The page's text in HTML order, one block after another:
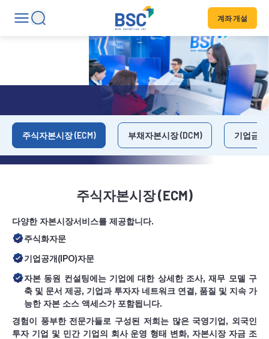
계좌 개설
주식자본시장 (ECM) 부채자본시장 (DCM) 기업금
주식자본시장 (ECM)
다양한 자본시장서비스를 제공합니다.
주식화자문
기업공개(IPO)자문
자본 동원 컨설팅에는 기업에 대한 상세한 조사, 재무 모델 구
축 및 문서 제공, 기업과 투자자 네트워크 연결, 품질 및 지속 가
능한 자본 소스 액세스가 포함됩니다.
경험이 풍부한 전문가들로 구성된 저희는 많은 국영기업, 외국인
투자 기업 및 민간 기업의 회사 운영 형태 변화, 자본시장 자금 조